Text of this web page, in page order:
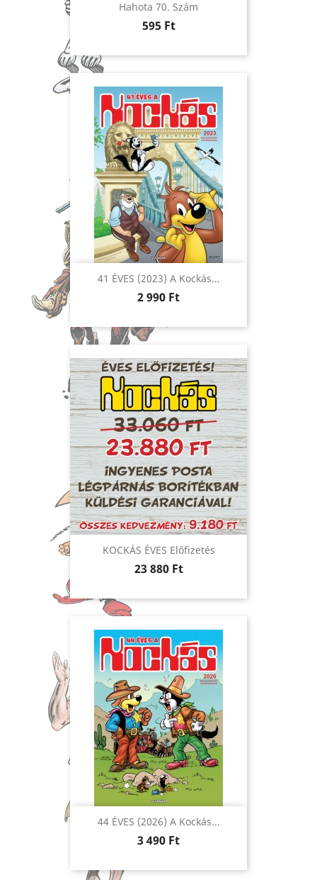
Hahota 70. Szám
Ár
595 Ft
41 ÉVES (2023) A Kockás...
Ár
2 990 Ft
KOCKÁS ÉVES Előfizetés
Ár
23 880 Ft
44 ÉVES (2026) A Kockás...
Ár
3 490 Ft